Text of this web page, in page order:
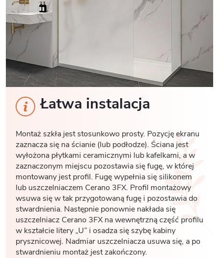
Łatwa instalacja
Montaż szkła jest stosunkowo prosty. Pozycję ekranu
zaznacza się na ścianie (lub podłodze). Ściana jest
wyłożona płytkami ceramicznymi lub kafelkami, a w
zaznaczonym miejscu pozostawia się fugę, w której
montowany jest profil. Fugę wypełnia się silikonem
lub uszczelniaczem Cerano 3FX. Profil montażowy
wsuwa się w tak przygotowaną fugę i pozostawia do
stwardnienia. Następnie ponownie nakłada się
uszczelniacz Cerano 3FX na wewnętrzną część profilu
w kształcie litery „U” i osadza się szybę kabiny
prysznicowej. Nadmiar uszczelniacza usuwa się, a po
stwardnieniu montaż jest zakończony.